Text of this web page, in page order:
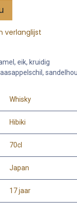
verlanglijst
eik, kruidig
Whisky
Hibiki
70cl
Japan
17 jaar